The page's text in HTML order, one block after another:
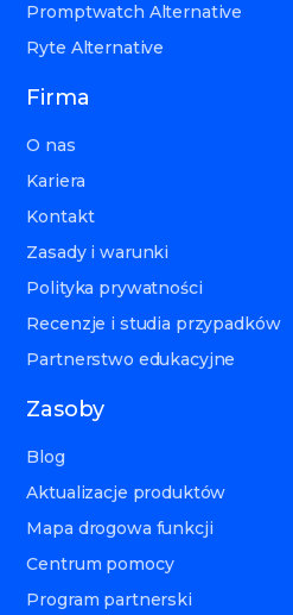
Promptwatch Alternative
Ryte Alternative
Firma
O nas
Kariera
Kontakt
Zasady i warunki
Polityka prywatności
Recenzje i studia przypadków
Partnerstwo edukacyjne
Zasoby
Blog
Aktualizacje produktów
Mapa drogowa funkcji
Centrum pomocy
Program partnerski